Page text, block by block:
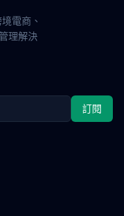
電商、
理解決
訂閱